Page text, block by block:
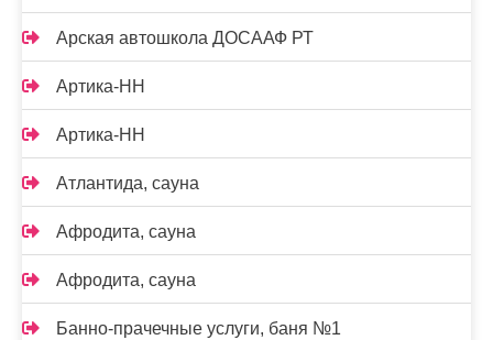
Арская автошкола ДОСААФ РТ
Артика-НН
Артика-НН
Атлантида, сауна
Афродита, сауна
Афродита, сауна
Банно-прачечные услуги, баня №1